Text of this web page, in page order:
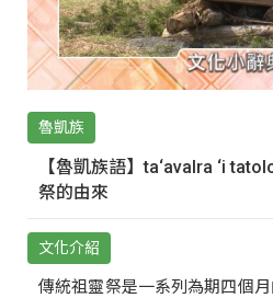
魯凱族
【魯凱族語】ta‘avalra ‘i
祭的由來
文化介紹
傳統祖靈祭是一系列為期四個